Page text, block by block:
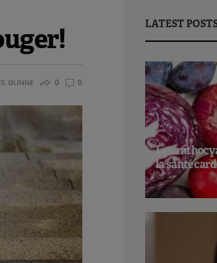
GLINNE 0 0
LATEST
Les
la santé